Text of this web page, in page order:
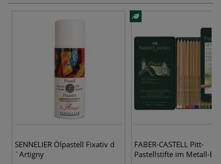
SENNELIER Ölpastell Fixativ d
´Artigny
FABER-CASTELL Pitt-
Pastellstifte im Metall-